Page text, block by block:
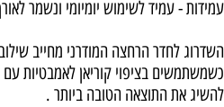
עמידות - עמיד לשימוש יומיומי ונשמר
השדרוג לחדר הרחצה המודרני מחייב
כשמשתמשים בציפוי קוריאן לאמבטיות עם
להשיג את התוצאה הטובה ביותר .